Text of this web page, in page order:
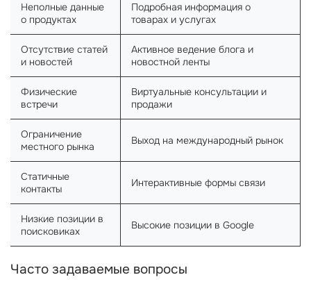
Неполные данные
о продуктах
Подробная информация о
товарах и услугах
Отсутствие статей
и новостей
Активное ведение блога и
новостной ленты
Физические
встречи
Виртуальные консультации и
продажи
Ограничение
местного рынка
Выход на международный рынок
Статичные
контакты
Интерактивные формы связи
Низкие позиции в
поисковиках
Высокие позиции в Google
Часто задаваемые вопросы